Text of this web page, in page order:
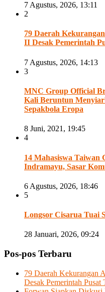
7 Agustus, 2026, 13:11
2
79 Daerah
II Desak Pemerintah
7 Agustus, 2026, 14:13
3
MNC Group Official
Kali Beruntun
Sepakbola Eropa
8 Juni, 2021, 19:45
4
14 Mahasiswa Taiwan
Indramayu, Sasar
6 Agustus, 2026, 18:46
5
⁠Longsor Cisarua Tuai
28 Januari, 2026, 09:24
Pos-pos Terbaru
79 Daerah Kekurangan
Desak Pemerintah